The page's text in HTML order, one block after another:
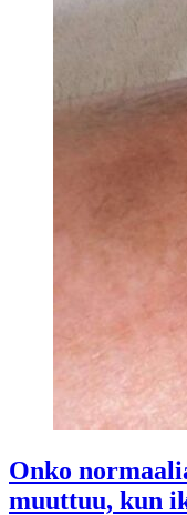
Onko
muuttuu, kun